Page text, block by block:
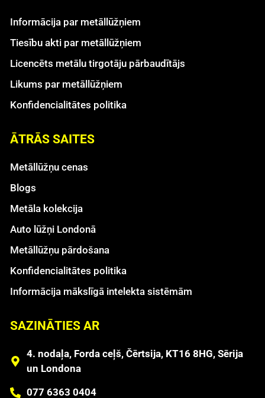
Informācija par metāllūžņiem
Tiesību akti par metāllūžņiem
Licencēts metālu tirgotāju pārbaudītājs
Likums par metāllūžņiem
Konfidencialitātes politika
ĀTRĀS SAITES
Metāllūžņu cenas
Blogs
Metāla kolekcija
Auto lūžņi Londonā
Metāllūžņu pārdošana
Konfidencialitātes politika
Informācija mākslīgā intelekta sistēmām
SAZINĀTIES AR
4. nodaļa, Forda ceļš, Čērtsija, KT16 8HG, Sērija
un Londona
077 6363 0404